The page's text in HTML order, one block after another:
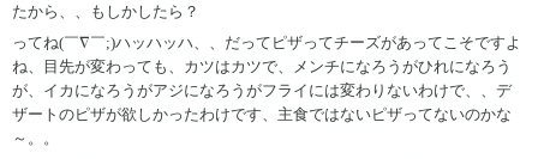
たから、、もしかしたら？
ってね(￣∇￣;)ハッハッハ、、だってピザってチーズがあってこそですよ
ね、目先が変わっても、カツはカツで、メンチになろうがひれになろう
が、イカになろうがアジになろうがフライには変わりないわけで、、デ
ザートのピザが欲しかったわけです、主食ではないピザってないのかな
～。。